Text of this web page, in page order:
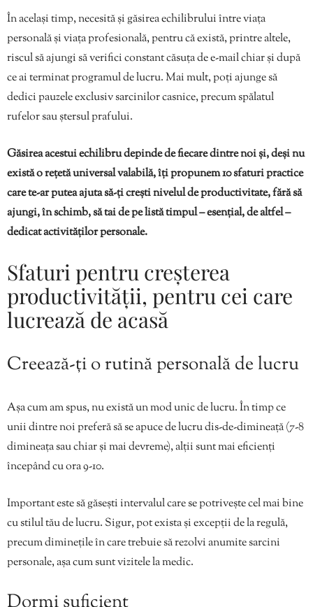
În același timp, necesită și găsirea echilibrului între viața
personală și viața profesională, pentru că există, printre altele,
riscul să ajungi să verifici constant căsuța de e-mail chiar și după
ce ai terminat programul de lucru. Mai mult, poți ajunge să
dedici pauzele exclusiv sarcinilor casnice, precum spălatul
rufelor sau ștersul prafului.
Găsirea acestui echilibru depinde de fiecare dintre noi și, deși nu
există o rețetă universal valabilă, îți propunem 10 sfaturi practice
care te-ar putea ajuta să-ți crești nivelul de productivitate, fără să
ajungi, în schimb, să tai de pe listă timpul – esențial, de altfel –
dedicat activităților personale.
Sfaturi pentru creșterea
productivității, pentru cei care
lucrează de acasă
Creează-ți o rutină personală de lucru
Așa cum am spus, nu există un mod unic de lucru. În timp ce
unii dintre noi preferă să se apuce de lucru dis-de-dimineață (7-8
dimineața sau chiar și mai devreme), alții sunt mai eficienți
începând cu ora 9-10.
Important este să găsești intervalul care se potrivește cel mai bine
cu stilul tău de lucru. Sigur, pot exista și excepții de la regulă,
precum diminețile în care trebuie să rezolvi anumite sarcini
personale, așa cum sunt vizitele la medic.